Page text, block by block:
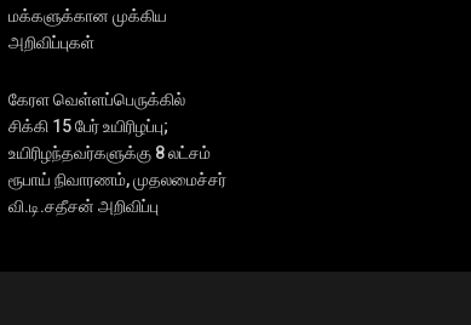
மக்களுக்கான முக்கிய
அறிவிப்புகள்
கேரள வெள்ளப்பெருக்கில்
சிக்கி 15 பேர் உயிரிழப்பு;
உயிரிழந்தவர்களுக்கு 8 லட்சம்
ரூபாய் நிவாரணம், முதலமைச்சர்
வி.டி.சதீசன் அறிவிப்பு